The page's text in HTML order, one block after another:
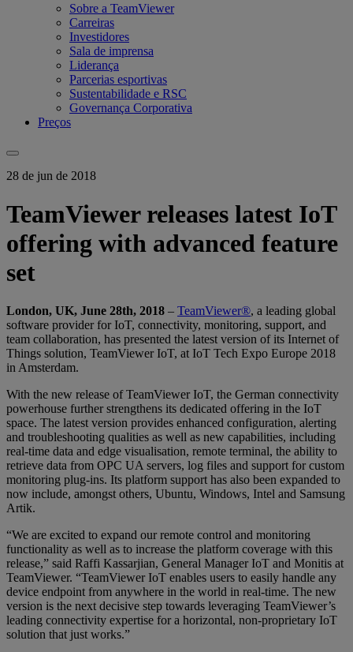
Sobre a TeamViewer
Carreiras
Investidores
Sala de imprensa
Liderança
Parcerias esportivas
Sustentabilidade e RSC
Governança Corporativa
Preços
28 de jun de 2018
TeamViewer releases latest IoT
offering with advanced feature
set
London, UK, June 28th, 2018 – TeamViewer®, a leading global
software provider for IoT, connectivity, monitoring, support, and
team collaboration, has presented the latest version of its Internet of
Things solution, TeamViewer IoT, at IoT Tech Expo Europe 2018
in Amsterdam.
With the new release of TeamViewer IoT, the German connectivity
powerhouse further strengthens its dedicated offering in the IoT
space. The latest version provides enhanced configuration, alerting
and troubleshooting qualities as well as new capabilities, including
real-time data and edge visualisation, remote terminal, the ability to
retrieve data from OPC UA servers, log files and support for custom
monitoring plug-ins. Its platform support has also been expanded to
now include, amongst others, Ubuntu, Windows, Intel and Samsung
Artik.
“We are excited to expand our remote control and monitoring
functionality as well as to increase the platform coverage with this
release,” said Raffi Kassarjian, General Manager IoT and Monitis at
TeamViewer. “TeamViewer IoT enables users to easily handle any
device endpoint from anywhere in the world in real-time. The new
version is the next decisive step towards leveraging TeamViewer’s
leading connectivity expertise for a horizontal, non-proprietary IoT
solution that just works.”